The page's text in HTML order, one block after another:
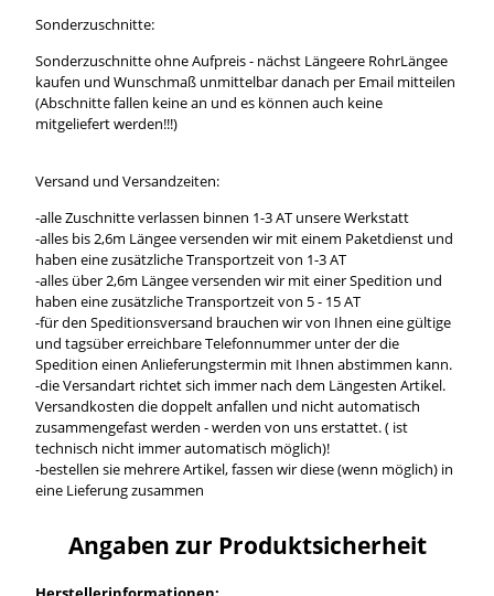
Sonderzuschnitte:
Sonderzuschnitte ohne Aufpreis - nächst Längeere RohrLängee
kaufen und Wunschmaß unmittelbar danach per Email mitteilen
(Abschnitte fallen keine an und es können auch keine
mitgeliefert werden!!!)
Versand und Versandzeiten:
-alle Zuschnitte verlassen binnen 1-3 AT unsere Werkstatt
-alles bis 2,6m Längee versenden wir mit einem Paketdienst und
haben eine zusätzliche Transportzeit von 1-3 AT
-alles über 2,6m Längee versenden wir mit einer Spedition und
haben eine zusätzliche Transportzeit von 5 - 15 AT
-für den Speditionsversand brauchen wir von Ihnen eine gültige
und tagsüber erreichbare Telefonnummer unter der die
Spedition einen Anlieferungstermin mit Ihnen abstimmen kann.
-die Versandart richtet sich immer nach dem Längesten Artikel.
Versandkosten die doppelt anfallen und nicht automatisch
zusammengefast werden - werden von uns erstattet. ( ist
technisch nicht immer automatisch möglich)!
-bestellen sie mehrere Artikel, fassen wir diese (wenn möglich) in
eine Lieferung zusammen
Angaben zur Produktsicherheit